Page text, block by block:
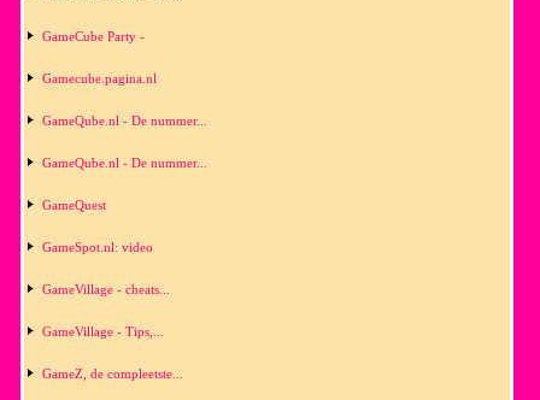
GameCube Party -
Gamecube.pagina.nl
GameQube.nl - De nummer...
GameQube.nl - De nummer...
GameQuest
GameSpot.nl: video
GameVillage - cheats...
GameVillage - Tips,...
GameZ, de compleetste...